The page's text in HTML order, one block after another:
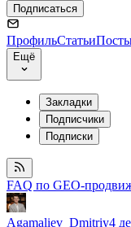
Подписаться
ПрофильСтатьи
Ещё
Закладки
Подписчики
Подписки
FAQ по GEO-
Agamaliev_Dmitriy4